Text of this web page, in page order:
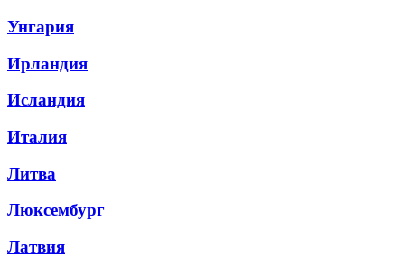
Унгария
Ирландия
Исландия
Италия
Литва
Люксембург
Латвия